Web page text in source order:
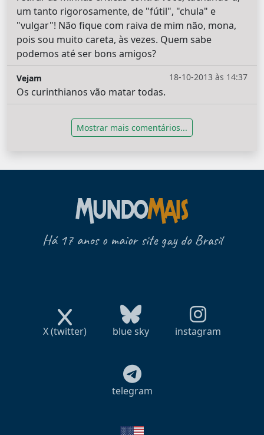
um tanto rigorosamente, de "fútil", "chula" e
"vulgar"! Não fique com raiva de mim não, mona,
pois sou muito careta, às vezes. Quem sabe
podemos até ser bons amigos?
18-10-2013 às 14:37
Vejam
Os curinthianos vão matar todas.
Mostrar mais comentários...
Há 17 anos o maior site gay do Brasil
X (twitter) blue sky instagram
telegram